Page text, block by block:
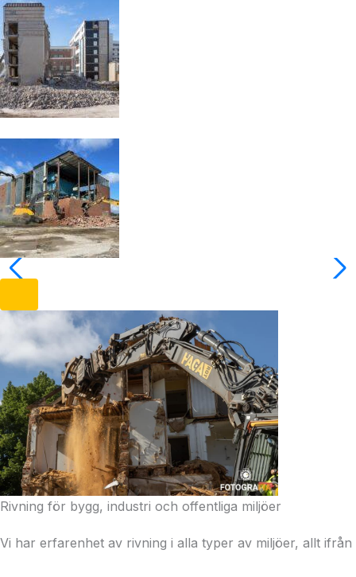
Rivning för bygg, industri och offentliga miljöer
Vi har erfarenhet av rivning i alla typer av miljöer, allt ifrån